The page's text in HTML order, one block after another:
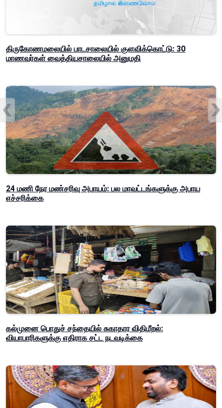
திருகோணமலையில் பாடசாலையில் குளவிக்கொட்டு: 30
மாணவர்கள் வைத்தியசாலையில் அனுமதி
24 மணி நேர மண்சரிவு அபாயம்: பல மாவட்டங்களுக்கு அபாய
எச்சரிக்கை
கல்முனை பொதுச் சந்தையில் சுகாதார விதிமீறல்:
வியாபாரிகளுக்கு எதிராக சட்ட நடவடிக்கை